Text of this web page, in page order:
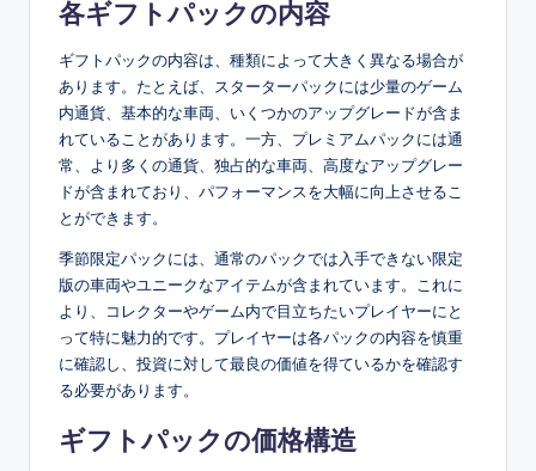
各ギフトパックの内容
ギフトパックの内容は、種類によって大きく異なる場合が
あります。たとえば、スターターパックには少量のゲーム
内通貨、基本的な車両、いくつかのアップグレードが含ま
れていることがあります。一方、プレミアムパックには通
常、より多くの通貨、独占的な車両、高度なアップグレー
ドが含まれており、パフォーマンスを大幅に向上させるこ
とができます。
季節限定パックには、通常のパックでは入手できない限定
版の車両やユニークなアイテムが含まれています。これに
より、コレクターやゲーム内で目立ちたいプレイヤーにと
って特に魅力的です。プレイヤーは各パックの内容を慎重
に確認し、投資に対して最良の価値を得ているかを確認す
る必要があります。
ギフトパックの価格構造